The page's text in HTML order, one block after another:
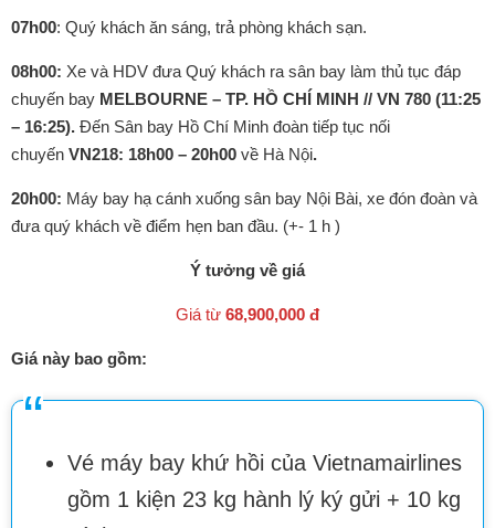
07h00: Quý khách ăn sáng, trả phòng khách sạn.
08h00: Xe và HDV đưa Quý khách ra sân bay làm thủ tục đáp
chuyến bay MELBOURNE – TP. HỒ CHÍ MINH // VN 780 (11:25
– 16:25). Đến Sân bay Hồ Chí Minh đoàn tiếp tục nối
chuyến VN218: 18h00 – 20h00 về Hà Nội.
20h00: Máy bay hạ cánh xuống sân bay Nội Bài, xe đón đoàn và
đưa quý khách về điểm hẹn ban đầu. (+- 1 h )
Ý tưởng về giá
Giá từ 68,900,000 đ
Giá này bao gồm:
Vé máy bay khứ hồi của Vietnamairlines
gồm 1 kiện 23 kg hành lý ký gửi + 10 kg